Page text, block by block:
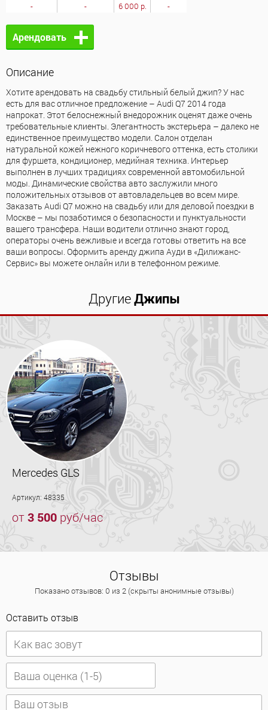
-
- 6 000 р. -
Арендовать
Описание
Хотите арендовать на свадьбу стильный белый джип? У нас
есть для вас отличное предложение – Audi Q7 2014 года
напрокат. Этот белоснежный внедорожник оценят даже очень
требовательные клиенты. Элегантность экстерьера – далеко не
единственное преимущество модели. Салон отделан
натуральной кожей нежного коричневого оттенка, есть столики
для фуршета, кондиционер, медийная техника. Интерьер
выполнен в лучших традициях современной автомобильной
моды. Динамические свойства авто заслужили много
положительных отзывов от автовладельцев во всем мире.
Заказать Audi Q7 можно на свадьбу или для деловой поездки в
Москве – мы позаботимся о безопасности и пунктуальности
вашего трансфера. Наши водители отлично знают город,
операторы очень вежливые и всегда готовы ответить на все
ваши вопросы. Оформить аренду джипа Ауди в «Дилижанс-
Сервис» вы можете онлайн или в телефонном режиме.
ДругиеДжипы
Mercedes GLS
Артикул: 48335
от3 500 руб/час
Отзывы
Показано отзывов: 0 из 2 (скрыты анонимные отзывы)
Оставить отзыв